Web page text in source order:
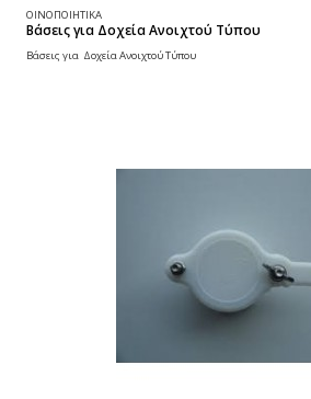
ΟΙΝΟΠΟΙΗΤΙΚΑ
Βάσεις για Δοχεία Ανοιχτού Τύπου
Βάσεις για Δοχεία Ανοιχτού Τύπου